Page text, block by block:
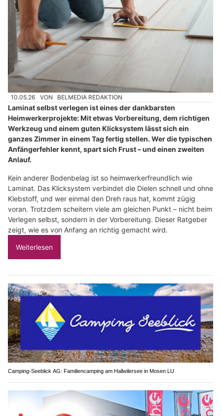
10.05.26 VON BELMEDIA REDAKTION
Laminat selbst verlegen ist eines der dankbarsten
Heimwerkerprojekte: Mit etwas Vorbereitung, dem richtigen
Werkzeug und einem guten Klicksystem lässt sich ein
ganzes Zimmer in einem Tag fertig stellen. Wer die typischen
Anfängerfehler kennt, spart sich Frust – und einen zweiten
Anlauf.
Kein anderer Bodenbelag ist so heimwerkerfreundlich wie
Laminat. Das Klicksystem verbindet die Dielen schnell und ohne
Klebstoff, und wer einmal den Dreh raus hat, kommt zügig
voran. Trotzdem scheitern viele am gleichen Punkt – nicht beim
Verlegen selbst, sondern in der Vorbereitung. Dieser Ratgeber
zeigt, wie es von Anfang an richtig gemacht wird.
Weiterlesen
Camping-Seeblick AG: Familiencamping am Hallwilersee in Mosen LU